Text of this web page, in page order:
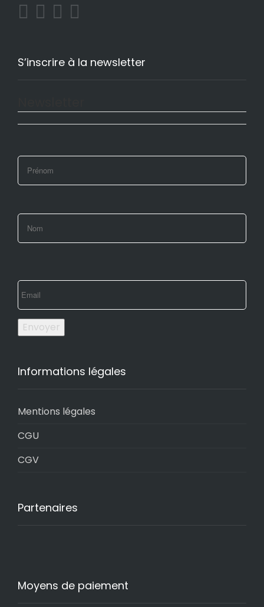
S’inscrire à la newsletter
Envoyer
Informations légales
Mentions légales
CGU
CGV
Partenaires
Moyens de paiement